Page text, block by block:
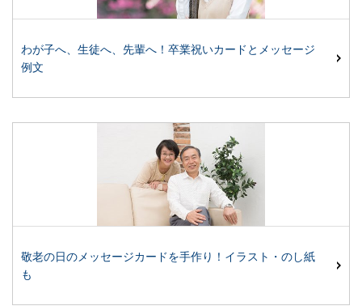
わが子へ、生徒へ、先輩へ！卒業祝いカードとメッセージ
例文
敬老の日のメッセージカードを手作り！イラスト・のし紙
も